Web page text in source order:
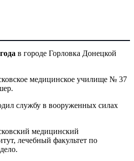
в городе Горловка Донецкой
медицинское училище № 37
службу в вооруженных силах
медицинский
лечебный факультет по